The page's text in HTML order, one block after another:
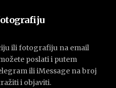
ili fotografiju na email
poslati i putem
ili iMessage na broj
i objaviti.